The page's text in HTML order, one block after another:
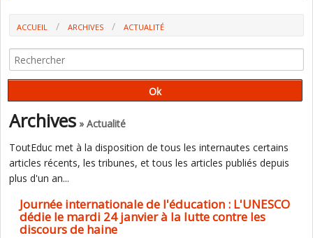
ACCUEIL ARCHIVES
ACTUALITÉ
MARDI 24 JANVIER À LA LUTTE CONTRE LES DISCOURS DE HAINE
Archives » Actualité
ToutEduc met à la disposition de tous les internautes certains
articles récents, les tribunes, et tous les articles publiés depuis
plus d'un an...
Journée internationale de l'éducation : L'UNESCO
dédie le mardi 24 janvier à la lutte contre les
discours de haine